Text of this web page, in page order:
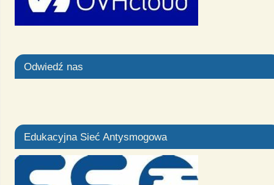
Odwiedź nas
Edukacyjna Sieć Antysmogowa